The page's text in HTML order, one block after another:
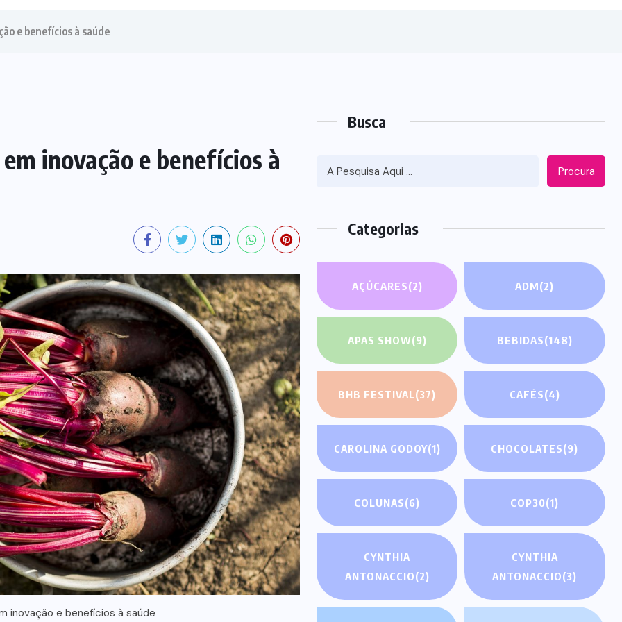
e benefícios à saúde
inovação e benefícios à
inovação e benefícios à saúde
Busca
Procura
Categorias
AÇÚCARES(2) ADM(2)
APAS SHOW(9) BEBIDAS(148)
BHB FESTIVAL(37) CAFÉS(4)
CAROLINA GODOY(1) CHOCOLATES(9)
COLUNAS(6) COP30(1)
CYNTHIA
ANTONACCIO(2)
CYNTHIA
ANTONACCIO(3)